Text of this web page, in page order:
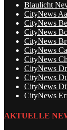
Blaulicht
CityNews
CityNews
CityNews
CityNews
CityNews
CityNews
CityNews
CityNews
CityNews
CityNews
AKTUELLE